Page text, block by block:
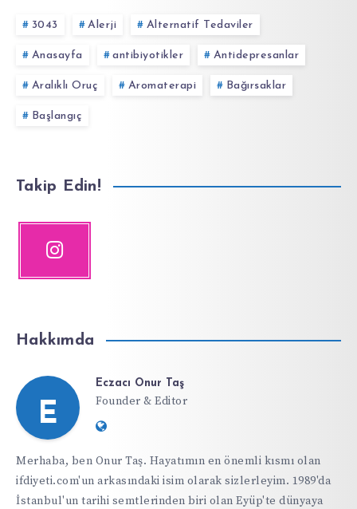
3043 Alerji Alternatif Tedaviler
Anasayfa antibiyotikler Antidepresanlar
Aralıklı Oruç Aromaterapi Bağırsaklar
Başlangıç
Takip Edin!
Hakkımda
E
Eczacı Onur Taş
Founder & Editor
Website:
Merhaba, ben Onur Taş. Hayatımın en önemli kısmı olan
ifdiyeti.com'un arkasındaki isim olarak sizlerleyim. 1989'da
İstanbul'un tarihi semtlerinden biri olan Eyüp'te dünyaya